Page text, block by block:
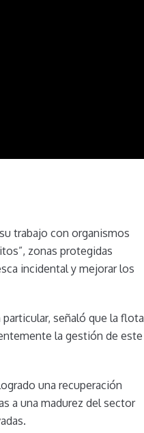
trabajo con organismos
zonas protegidas
incidental y mejorar los
señaló que la flota
la gestión de este
una recuperación
a una madurez del sector